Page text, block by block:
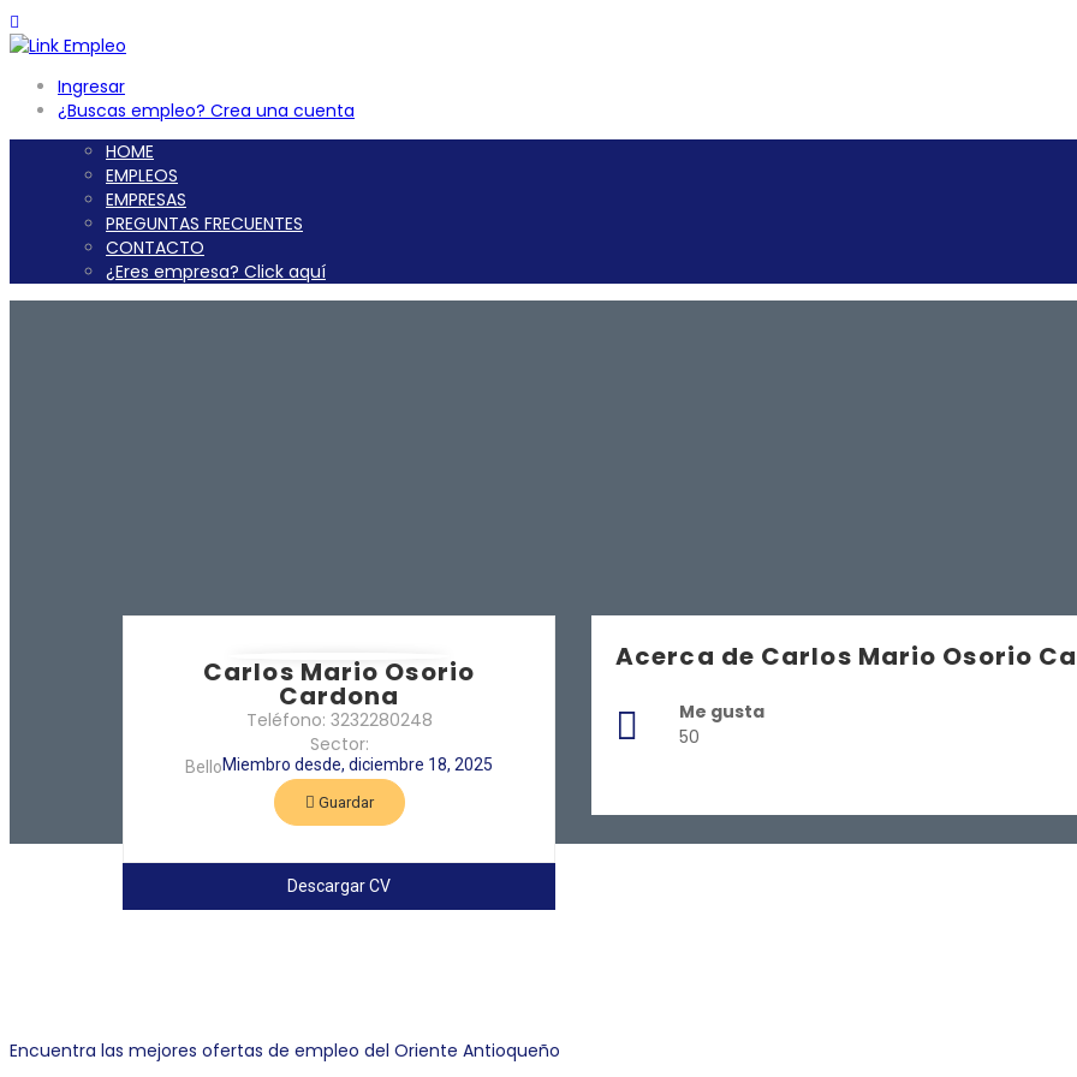
Ingresar
¿Buscas empleo? Crea una cuenta
HOME
EMPLEOS
EMPRESAS
PREGUNTAS FRECUENTES
CONTACTO
¿Eres empresa? Click aquí
Carlos Mario Osorio
Cardona
Teléfono: 3232280248
Sector:
BelloMiembro desde, diciembre 18, 2025
Guardar
Descargar CV
Acerca de Carlos Mario Osorio
Me gusta
50
Encuentra las mejores ofertas de empleo del Oriente Antioqueño